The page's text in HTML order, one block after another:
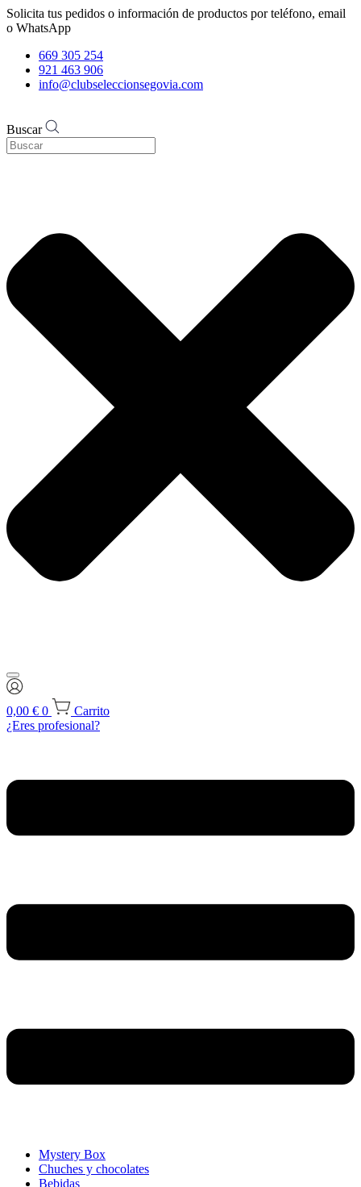
Solicita tus pedidos o información de productos por teléfono, email
o WhatsApp
669 305 254
921 463 906
info@clubseleccionsegovia.com
Buscar
0,00 € 0
Carrito
¿Eres profesional?
Mystery Box
Chuches y chocolates
Bebidas